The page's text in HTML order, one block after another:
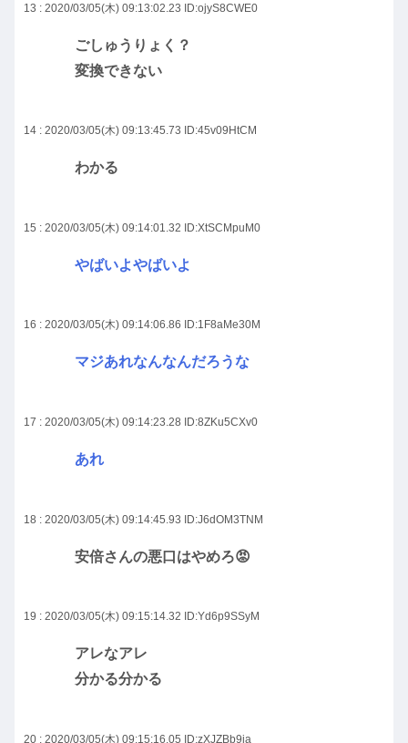
13 : 2020/03/05(木) 09:13:02.23 ID:ojyS8CWE0
ごしゅうりょく？
変換できない
14 : 2020/03/05(木) 09:13:45.73 ID:45v09HtCM
わかる
15 : 2020/03/05(木) 09:14:01.32 ID:XtSCMpuM0
やばいよやばいよ
16 : 2020/03/05(木) 09:14:06.86 ID:1F8aMe30M
マジあれなんなんだろうな
17 : 2020/03/05(木) 09:14:23.28 ID:8ZKu5CXv0
あれ
18 : 2020/03/05(木) 09:14:45.93 ID:J6dOM3TNM
安倍さんの悪口はやめろ😡
19 : 2020/03/05(木) 09:15:14.32 ID:Yd6p9SSyM
アレなアレ
分かる分かる
20 : 2020/03/05(木) 09:15:16.05 ID:zXJZBb9ja